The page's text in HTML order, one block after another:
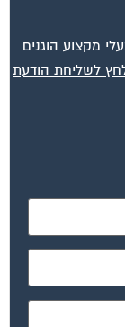
מקצוע הוגנים
לשליחת הודעת